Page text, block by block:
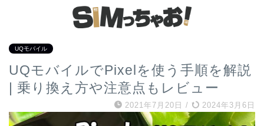
UQモバイル
UQモバイルでPixelを使う手順を解説
| 乗り換え方や注意点もレビュー
2021年7月20日 / 2024年3月6日